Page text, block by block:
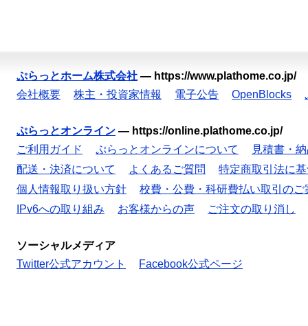
ぷらっとホーム株式会社 — https://www.plathome.co.jp/
会社概要
株主・投資家情報 電子公告 OpenBlocks
ぷらっとオンライン — https://online.plathome.co.jp/
ご利用ガイド
ぷらっとオンラインについて
見積書・
配送・決済について
よくあるご質問
特定商取引法に
個人情報取り扱い方針
校費・公費・科研費払い取引のご
IPv6への取り組み
お客様からの声 ご注文の取り消し
ソーシャルメディア
Twitter公式アカウント
Facebook公式ページ